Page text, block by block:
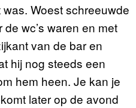
Woest schreeuwde
wc’s waren en met
van de bar en
hij nog steeds een
hem heen. Je kan je
later op de avond